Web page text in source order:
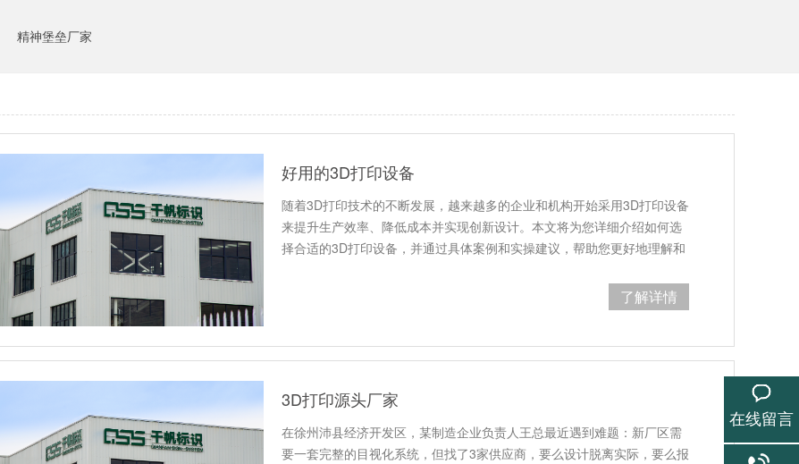
精神堡垒厂家
好用的3D打印设备
随着3D打印技术的不断发展，越来越多的企业和机构开始采用3D打印设备
来提升生产效率、降低成本并实现创新设计。本文将为您详细介绍如何选
择合适的3D打印设备，并通过具体案例和实操建议，帮助您更好地理解和
了解详情
3D打印源头厂家
在徐州沛县经济开发区，某制造企业负责人王总最近遇到难题：新厂区需
要一套完整的目视化系统，但找了3家供应商，要么设计脱离实际，要么报
在线留言